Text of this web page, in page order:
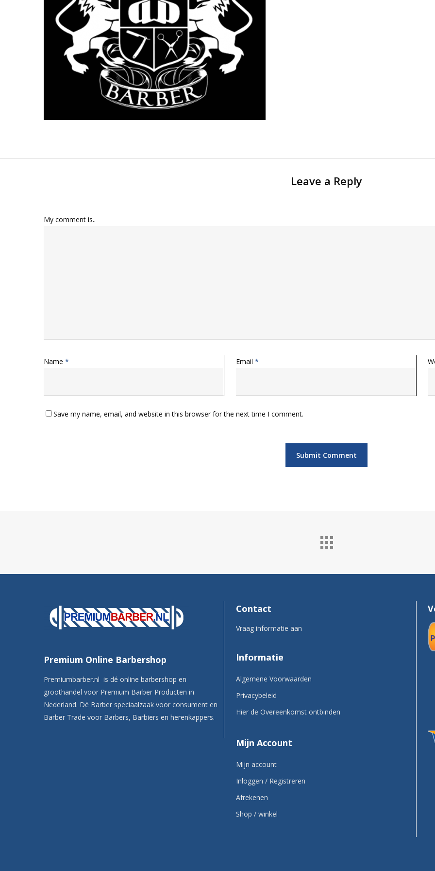
Leave a Reply
My comment is..
Name * Email *
Save my name, email, and website in this browser for the next time I comment.
Premium Online Barbershop
Premiumbarber.nl is dé online barbershop en
groothandel voor Premium Barber Producten in
Nederland. Dé Barber speciaalzaak voor consument en
Barber Trade voor Barbers, Barbiers en herenkappers.
Contact
Vraag informatie aan
Informatie
Algemene Voorwaarden
Privacybeleid
Hier de Overeenkomst ontbinden
Mijn Account
Mijn account
Inloggen / Registreren
Afrekenen
Shop / winkel